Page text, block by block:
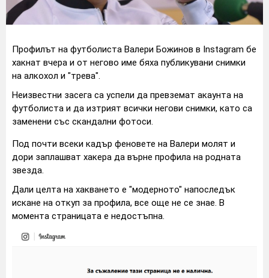
Профилът на футболиста Валери Божинов в Instagram бе
хакнат вчера и от негово име бяха публикувани снимки
на алкохол и "трева".
Неизвестни засега са успели да превземат акаунта на
футболиста и да изтрият всички негови снимки, като са
заменени със скандални фотоси.
Под почти всеки кадър феновете на Валери молят и
дори заплашват хакера да върне профила на родната
звезда.
Дали целта на хакването е "модерното" напоследък
искане на откуп за профила, все още не се знае. В
момента страницата е недостъпна.